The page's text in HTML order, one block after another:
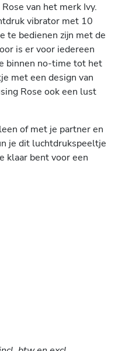
van het merk Ivy.
vibrator met 10
te bedienen zijn met de
is er voor iedereen
binnen no-time tot het
met een design van
Rose ook een lust
of met je partner en
je dit luchtdrukspeeltje
klaar bent voor een